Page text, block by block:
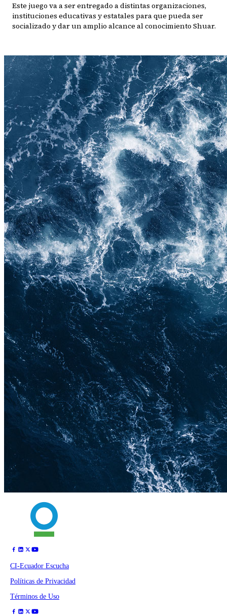
Este juego va a ser entregado a distintas organizaciones,
instituciones educativas y estatales para que pueda ser
socializado y dar un amplio alcance al conocimiento Shuar.
CI-Ecuador Escucha
Políticas de Privacidad
Términos de Uso